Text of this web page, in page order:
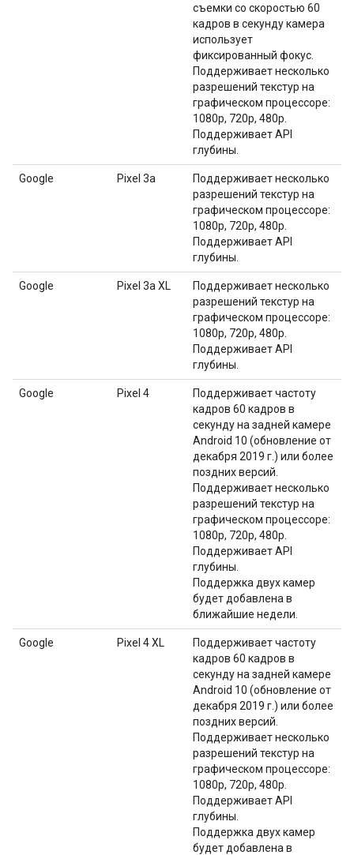
съемки со скоростью 60
кадров в секунду камера
использует
фиксированный фокус.
Поддерживает несколько
разрешений текстур на
графическом процессоре:
1080p, 720p, 480p.
Поддерживает API
глубины.
Google Pixel 3a
Поддерживает несколько
разрешений текстур на
графическом процессоре:
1080p, 720p, 480p.
Поддерживает API
глубины.
Google Pixel 3a XL
Поддерживает несколько
разрешений текстур на
графическом процессоре:
1080p, 720p, 480p.
Поддерживает API
глубины.
Google Pixel 4
Поддерживает частоту
кадров 60 кадров в
секунду на задней камере
Android 10 (обновление от
декабря 2019 г.) или более
поздних версий.
Поддерживает несколько
разрешений текстур на
графическом процессоре:
1080p, 720p, 480p.
Поддерживает API
глубины.
Поддержка двух камер
будет добавлена ​​в
ближайшие недели.
Google Pixel 4 XL
Поддерживает частоту
кадров 60 кадров в
секунду на задней камере
Android 10 (обновление от
декабря 2019 г.) или более
поздних версий.
Поддерживает несколько
разрешений текстур на
графическом процессоре:
1080p, 720p, 480p.
Поддерживает API
глубины.
Поддержка двух камер
будет добавлена ​​в